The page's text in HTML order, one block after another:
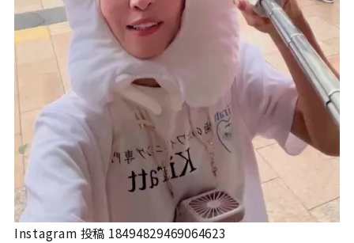
Instagram 投稿 18494829469064623